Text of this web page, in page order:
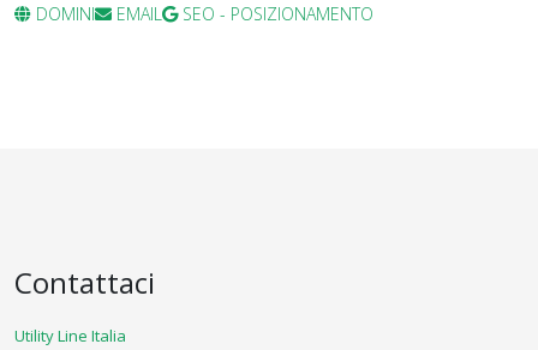
DOMINI
EMAIL SEO - POSIZIONAMENTO
Contattaci
Utility Line Italia